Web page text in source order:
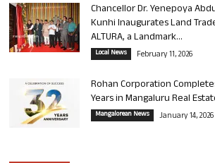
Chancellor Dr. Yenepoya
Kunhi Inaugurates Land
ALTURA, a Landmark...
Local News February 11, 2026
Rohan Corporation
Years in Mangaluru Real
Mangalorean News January 14, 2026